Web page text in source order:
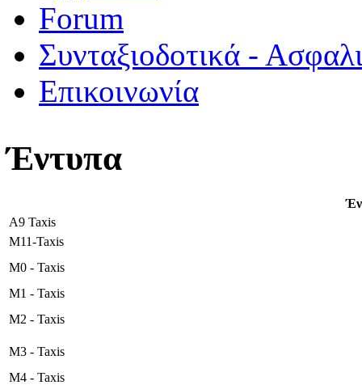
Forum
Συνταξιοδοτικά -
Επικοινωνία
Έντυπα
Α9 Taxis
M11-Taxis
Μ0 - Taxis
Μ1 - Taxis
Μ2 - Taxis
Μ3 - Taxis
Μ4 - Taxis